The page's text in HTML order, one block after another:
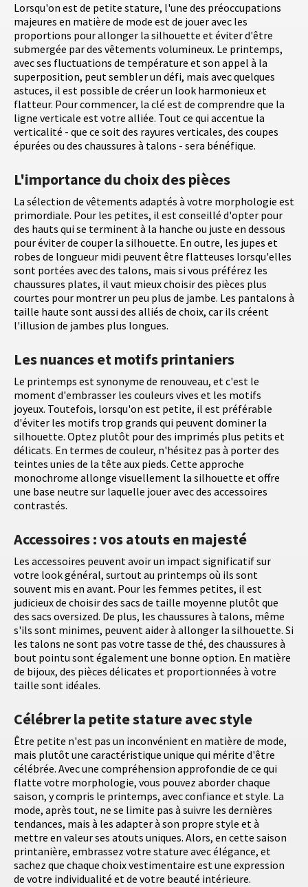
Lorsqu'on est de petite stature, l'une des préoccupations
majeures en matière de mode est de jouer avec les
proportions pour allonger la silhouette et éviter d'être
submergée par des vêtements volumineux. Le printemps,
avec ses fluctuations de température et son appel à la
superposition, peut sembler un défi, mais avec quelques
astuces, il est possible de créer un look harmonieux et
flatteur. Pour commencer, la clé est de comprendre que la
ligne verticale est votre alliée. Tout ce qui accentue la
verticalité - que ce soit des rayures verticales, des coupes
épurées ou des chaussures à talons - sera bénéfique.
L'importance du choix des pièces
La sélection de vêtements adaptés à votre morphologie est
primordiale. Pour les petites, il est conseillé d'opter pour
des hauts qui se terminent à la hanche ou juste en dessous
pour éviter de couper la silhouette. En outre, les jupes et
robes de longueur midi peuvent être flatteuses lorsqu'elles
sont portées avec des talons, mais si vous préférez les
chaussures plates, il vaut mieux choisir des pièces plus
courtes pour montrer un peu plus de jambe. Les pantalons à
taille haute sont aussi des alliés de choix, car ils créent
l'illusion de jambes plus longues.
Les nuances et motifs printaniers
Le printemps est synonyme de renouveau, et c'est le
moment d'embrasser les couleurs vives et les motifs
joyeux. Toutefois, lorsqu'on est petite, il est préférable
d'éviter les motifs trop grands qui peuvent dominer la
silhouette. Optez plutôt pour des imprimés plus petits et
délicats. En termes de couleur, n'hésitez pas à porter des
teintes unies de la tête aux pieds. Cette approche
monochrome allonge visuellement la silhouette et offre
une base neutre sur laquelle jouer avec des accessoires
contrastés.
Accessoires : vos atouts en majesté
Les accessoires peuvent avoir un impact significatif sur
votre look général, surtout au printemps où ils sont
souvent mis en avant. Pour les femmes petites, il est
judicieux de choisir des sacs de taille moyenne plutôt que
des sacs oversized. De plus, les chaussures à talons, même
s'ils sont minimes, peuvent aider à allonger la silhouette. Si
les talons ne sont pas votre tasse de thé, des chaussures à
bout pointu sont également une bonne option. En matière
de bijoux, des pièces délicates et proportionnées à votre
taille sont idéales.
Célébrer la petite stature avec style
Être petite n'est pas un inconvénient en matière de mode,
mais plutôt une caractéristique unique qui mérite d'être
célébrée. Avec une compréhension approfondie de ce qui
flatte votre morphologie, vous pouvez aborder chaque
saison, y compris le printemps, avec confiance et style. La
mode, après tout, ne se limite pas à suivre les dernières
tendances, mais à les adapter à son propre style et à
mettre en valeur ses atouts uniques. Alors, en cette saison
printanière, embrassez votre stature avec élégance, et
sachez que chaque choix vestimentaire est une expression
de votre individualité et de votre beauté intérieure.